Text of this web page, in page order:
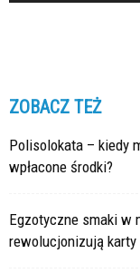
ZOBACZ TEŻ
Polisolokata – kiedy
wpłacone środki?
Egzotyczne smaki w
rewolucjonizują